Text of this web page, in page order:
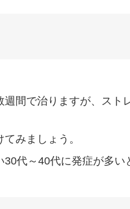
間で治りますが、スト
みましょう。
代～40代に発症が多い